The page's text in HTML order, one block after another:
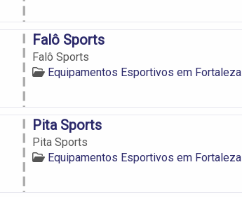
Falô Sports
Falô Sports
Equipamentos Esportivos em Fortaleza
Pita Sports
Pita Sports
Equipamentos Esportivos em Fortaleza